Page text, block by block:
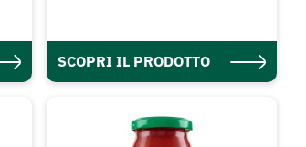
SCOPRI IL PRODOTTO